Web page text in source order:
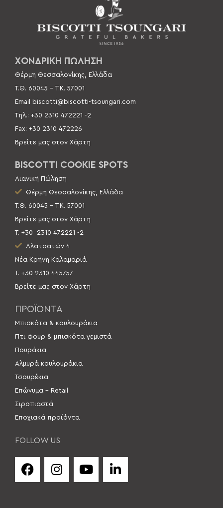
ΧΟΝΔΡΙΚΗ ΠΩΛΗΣΗ
Θέρμη Θεσσαλονίκης, Ελλάδα
Τ.Θ. 60045 –Τ.Κ. 57001
Email
biscotti@biscotti-tsoungari.com
Τηλ.: +30 2310 472221 -2
Fax: +30 2310 472226
Βρείτε μας στον Χάρτη
BISCOTTI COOKIE SPOTS
Λιανική Πώληση
Θέρμη Θεσσαλονίκης, Ελλάδα
Τ.Θ. 60045 – Τ.Κ. 57001
Βρείτε μας στον Χάρτη
Τ. +30
2310 472221 -2
Αλατσατών 4
Νέα Κρήνη Καλαμαριά
Τ. +30 2310 445757
Βρείτε μας στον Χάρτη
ΠΡΟΪΟΝΤΑ
Μπισκότα & κουλουράκια
Πτι φουρ & μπισκότα γεμιστά
Πουράκια
Αλμυρά κουλουράκια
Τσουρέκια
Επώνυμα – Retail
Σιροπιαστά
Εποχιακά προϊόντα
FOLLOW US